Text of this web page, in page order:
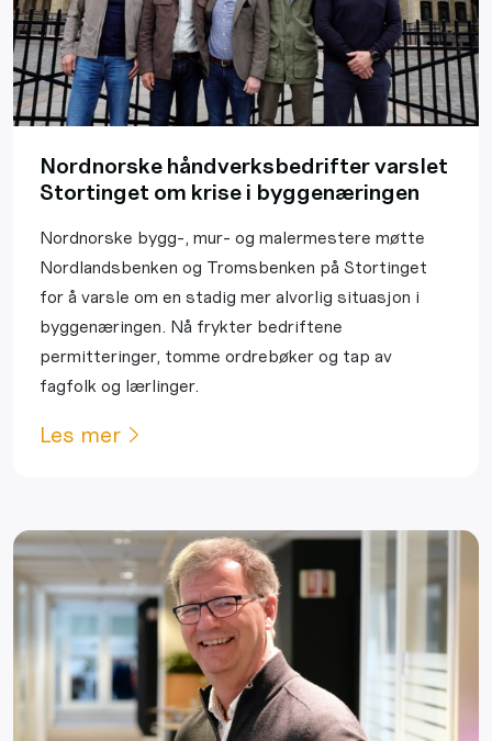
Nordnorske håndverksbedrifter varslet
Stortinget om krise i byggenæringen
Nordnorske bygg-, mur- og malermestere møtte
Nordlandsbenken og Tromsbenken på Stortinget
for å varsle om en stadig mer alvorlig situasjon i
byggenæringen. Nå frykter bedriftene
permitteringer, tomme ordrebøker og tap av
fagfolk og lærlinger.
Les mer